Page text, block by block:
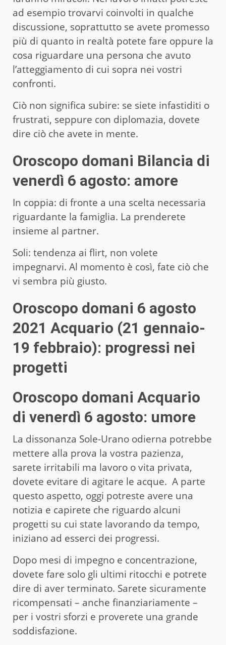
ad esempio trovarvi coinvolti in qualche
discussione, soprattutto se avete promesso
più di quanto in realtà potete fare oppure la
cosa riguardare una persona che avuto
l’atteggiamento di cui sopra nei vostri
confronti.
Ciò non significa subire: se siete infastiditi o
frustrati, seppure con diplomazia, dovete
dire ciò che avete in mente.
Oroscopo domani Bilancia di
venerdì 6 agosto: amore
In coppia: di fronte a una scelta necessaria
riguardante la famiglia. La prenderete
insieme al partner.
Soli: tendenza ai flirt, non volete
impegnarvi. Al momento è così, fate ciò che
vi sembra più giusto.
Oroscopo domani 6 agosto
2021 Acquario (21 gennaio-
19 febbraio): progressi nei
progetti
Oroscopo domani Acquario
di venerdì 6 agosto: umore
La dissonanza Sole-Urano odierna potrebbe
mettere alla prova la vostra pazienza,
sarete irritabili ma lavoro o vita privata,
dovete evitare di agitare le acque. A parte
questo aspetto, oggi potreste avere una
notizia e capirete che riguardo alcuni
progetti su cui state lavorando da tempo,
iniziano ad esserci dei progressi.
Dopo mesi di impegno e concentrazione,
dovete fare solo gli ultimi ritocchi e potrete
dire di aver terminato. Sarete sicuramente
ricompensati – anche finanziariamente –
per i vostri sforzi e proverete una grande
soddisfazione.